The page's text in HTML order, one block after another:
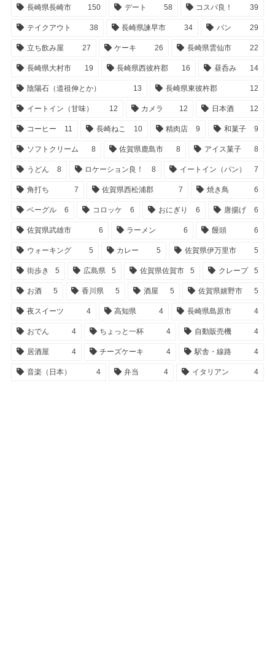
長崎県長崎市 150 デート 58 コスパ良！ 39
テイクアウト 38 長崎県諫早市 34 パン 29
立ち飲み屋 27 ケーキ 26 長崎県雲仙市 22
長崎県大村市 19 長崎県西彼杵郡 16 昼呑み 14
陰陽石（道祖伸とか） 13 長崎県東彼杵郡 12
イートイン（甘味） 12 カメラ 12 日本酒 12
コーヒー 11 長崎ねこ 10 精肉店 9 和菓子 9
ソフトクリーム 8 佐賀県鹿島市 8 アイス菓子 8
うどん 8 ロケーション良！ 8 イートイン（パン） 7
角打ち 7 佐賀県西松浦郡 7 焼き鳥 6
ベーグル 6 コロッケ 6 おにぎり 6 唐揚げ 6
佐賀県武雄市 6 ラーメン 6 饅頭 6
ウォーキング 5 カレー 5 佐賀県伊万里市 5
街歩き 5 広島県 5 佐賀県佐賀市 5 クレープ 5
お酒 5 香川県 5 酒屋 5 佐賀県嬉野市 5
夜スイーツ 4 高知県 4 長崎県島原市 4
おでん 4 ちょっと一杯 4 自動販売機 4
居酒屋 4 チーズケーキ 4 駅舎・線路 4
音楽（日本） 4 弁当 4 イタリアン 4